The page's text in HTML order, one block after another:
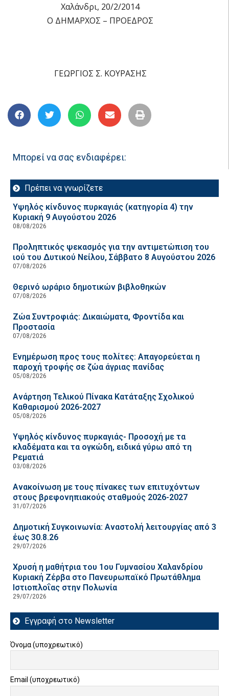
Χαλάνδρι, 20/2/2014
Ο ΔΗΜΑΡΧΟΣ – ΠΡΟΕΔΡΟΣ
ΓΕΩΡΓΙΟΣ Σ. ΚΟΥΡΑΣΗΣ
Μπορεί να σας ενδιαφέρει:
Πρέπει να γνωρίζετε
Υψηλός κίνδυνος πυρκαγιάς (κατηγορία 4) την
Κυριακή 9 Αυγούστου 2026
08/08/2026
Προληπτικός ψεκασμός για την αντιμετώπιση του
ιού του Δυτικού Νείλου, Σάββατο 8 Αυγούστου 2026
07/08/2026
Θερινό ωράριο δημοτικών βιβλοθηκών
07/08/2026
Ζώα Συντροφιάς: Δικαιώματα, Φροντίδα και
Προστασία
07/08/2026
Ενημέρωση προς τους πολίτες: Απαγορεύεται η
παροχή τροφής σε ζώα άγριας πανίδας
05/08/2026
Ανάρτηση Τελικού Πίνακα Κατάταξης Σχολικού
Καθαρισμού 2026-2027
05/08/2026
Υψηλός κίνδυνος πυρκαγιάς- Προσοχή με τα
κλαδέματα και τα ογκώδη, ειδικά γύρω από τη
Ρεματιά
03/08/2026
Ανακοίνωση με τους πίνακες των επιτυχόντων
στους βρεφονηπιακούς σταθμούς 2026-2027
31/07/2026
Δημοτική Συγκοινωνία: Αναστολή λειτουργίας από 3
έως 30.8.26
29/07/2026
Χρυσή η μαθήτρια του 1ου Γυμνασίου Χαλανδρίου
Κυριακή Ζέρβα στο Πανευρωπαϊκό Πρωτάθλημα
Ιστιοπλοΐας στην Πολωνία
29/07/2026
Εγγραφή στο Newsletter
Όνομα (υποχρεωτικό)
Email (υποχρεωτικό)